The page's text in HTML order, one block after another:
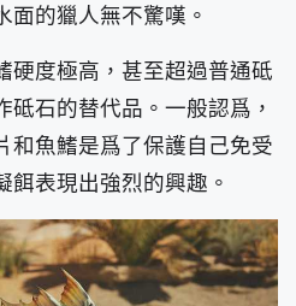
的獵人無不驚嘆。
硬度極高，甚至超過普通砥
石的替代品。一般認爲，
和魚鰭是爲了保護自己免受
餌表現出強烈的興趣。